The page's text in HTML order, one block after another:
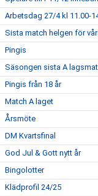
Arbetsdag 27/4 kl 11.00-
Sista match helgen för
Pingis
Säsongen sista A
Pingis från 18 år
Match A laget
Årsmöte
DM Kvartsfinal
God Jul & Gott nytt år
Bingolotter
Klädprofil 24/25